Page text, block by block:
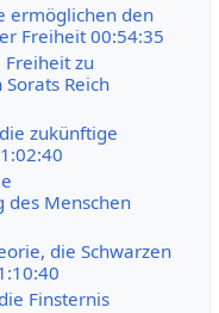
ermöglichen den
Freiheit 00:54:35
zu
Reich
zukünftige
des Menschen
die Schwarzen
Finsternis